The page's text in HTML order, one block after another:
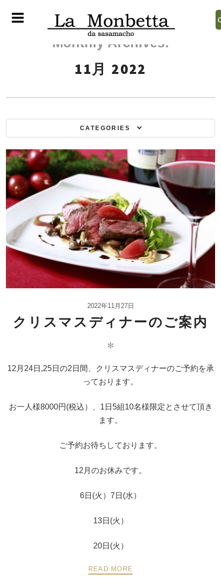
Monthly Archives:
11月 2022
CATEGORIES
2022年11月27日
クリスマスディナーのご案内
✻
12月24日,25日の2日間、クリスマスディナーのご予約を承
っております。
お一人様8000円(税込）、1日5組10名様限定とさせて頂き
ます。
ご予約お待ちしております。
12月のお休みです。
6日(火）7日(水）
13日(火）
20日(火）
READ MORE